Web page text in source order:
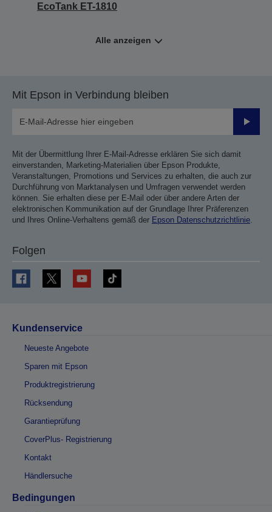
EcoTank ET-1810
Alle anzeigen
Mit Epson in Verbindung bleiben
Mit der Übermittlung Ihrer E-Mail-Adresse erklären Sie sich damit
einverstanden, Marketing-Materialien über Epson Produkte,
Veranstaltungen, Promotions und Services zu erhalten, die auch zur
Durchführung von Marktanalysen und Umfragen verwendet werden
können. Sie erhalten diese per E-Mail oder über andere Arten der
elektronischen Kommunikation auf der Grundlage Ihrer Präferenzen
und Ihres Online-Verhaltens gemäß der Epson Datenschutzrichtlinie
Folgen
Kundenservice
Neueste Angebote
Sparen mit Epson
Produktregistrierung
Rücksendung
Garantieprüfung
CoverPlus- Registrierung
Kontakt
Händlersuche
Bedingungen